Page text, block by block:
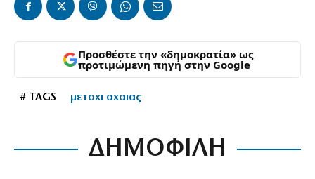
Προσθέστε την «δημοκρατία» ως
προτιμώμενη πηγή στην Google
# TAGS μετοχι αχαιας
ΔΗΜΟΦΙΛΗ